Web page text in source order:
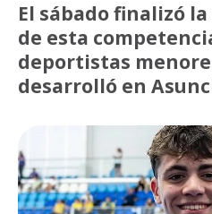
El sábado finalizó
de esta
deportistas
desarrolló en